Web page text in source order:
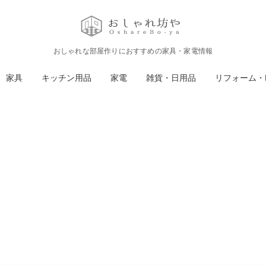
おしゃれな部屋作りにおすすめの家具・家電情報
家具 キッチン用品 家電 雑貨・日用品 リフォーム